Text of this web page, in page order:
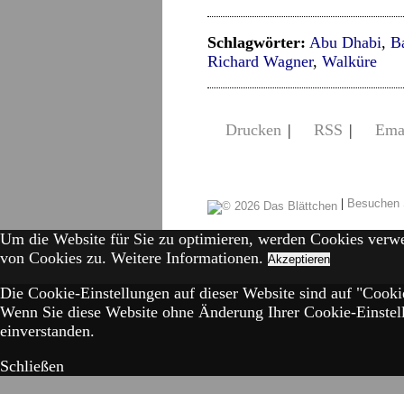
Schlagwörter: Abu Dhabi,
Richard Wagner, Walküre
Drucken | RSS |
|
Um die Website für Sie zu optimieren, werden Cookies
von Cookies zu. Weitere Informationen. Akzeptieren
Die Cookie-Einstellungen auf dieser Website sind auf
Wenn Sie diese Website ohne Änderung Ihrer Cookie-
einverstanden.
Schließen